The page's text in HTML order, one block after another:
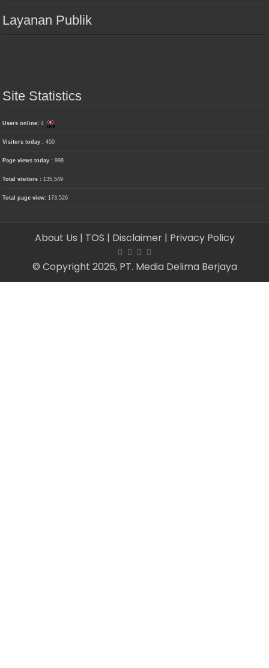
Layanan Publik
Site Statistics
Users online:4
Visitors today :450
Page views today :998
Total visitors :135,549
Total page view:173,526
About Us | TOS | Disclaimer | Privacy Policy
© Copyright 2026, PT. Media Delima Berjaya